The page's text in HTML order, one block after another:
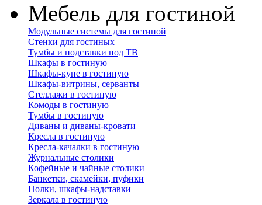
Мебель для гостиной
Модульные системы для гостиной
Стенки для гостиных
Тумбы и подставки под ТВ
Шкафы в гостиную
Шкафы-купе в гостиную
Шкафы-витрины, серванты
Стеллажи в гостиную
Комоды в гостиную
Тумбы в гостиную
Диваны и диваны-кровати
Кресла в гостиную
Кресла-качалки в гостиную
Журнальные столики
Кофейные и чайные столики
Банкетки, скамейки, пуфики
Полки, шкафы-надставки
Зеркала в гостиную